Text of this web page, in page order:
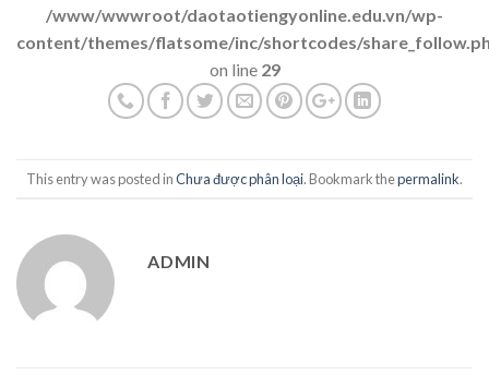
/www/wwwroot/daotaotiengyonline.edu.vn/wp-
content/themes/flatsome/inc/shortcodes/
on line 29
This entry was posted inChưa được phân loại. Bookmark thepermalink.
ADMIN